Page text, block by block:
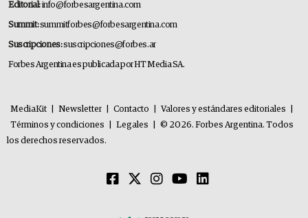
Editorial:info@forbesargentina.com
Summit:summitforbes@forbesargentina.com
Suscripciones:suscripciones@forbes.ar
Forbes Argentina es publicada por HT Media SA.
MediaKit Newsletter Contacto Valores y estándares editoriales
Términos y condiciones
Legales
© 2026. Forbes Argentina. Todos
los derechos reservados.